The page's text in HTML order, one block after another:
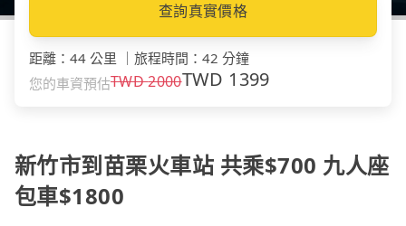
查詢真實價格
距離 ： 44 公里 旅程時間 ： 42 分鐘
您的車資預估TWD2000TWD 1399
新竹市到苗栗火車站 共乘$700 九人座
包車$1800